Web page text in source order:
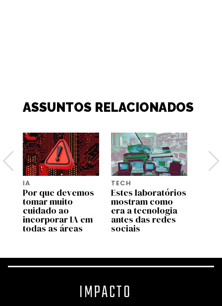
ASSUNTOS RELACIONADOS
IA
Por que devemos
tomar muito
cuidado ao
incorporar IA em
todas as áreas
TECH
Estes laboratórios
mostram como
era a tecnologia
antes das redes
sociais
IMPACTO